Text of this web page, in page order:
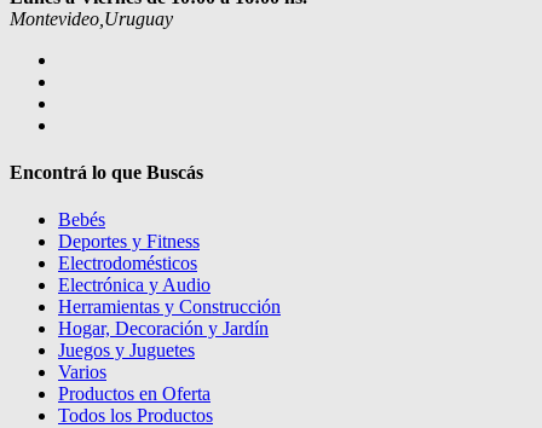
Montevideo,Uruguay
Encontrá lo que Buscás
Bebés
Deportes y Fitness
Electrodomésticos
Electrónica y Audio
Herramientas y Construcción
Hogar, Decoración y Jardín
Juegos y Juguetes
Varios
Productos en Oferta
Todos los Productos